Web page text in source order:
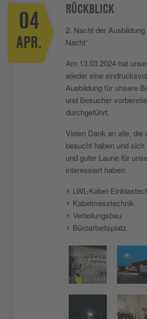
RÜCKBLICK
2. Nacht der Ausbildung
Nacht“
Am 13.03.2024 hat
wieder eine
Ausbildung für unsere
und Besucher
durchgeführt.
Vielen Dank an alle, die
besucht haben und
und guter Laune für
interessiert haben:
⚡️ LWL-Kabel-
⚡️ Kabelmesstechnik
⚡️ Verteilungsbau
⚡️ Büroarbeitsplatz
04
APR.